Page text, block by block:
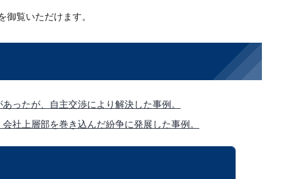
御覧いただけます。
ったが、自主交渉により解決した事例。
社上層部を巻き込んだ紛争に発展した事例。